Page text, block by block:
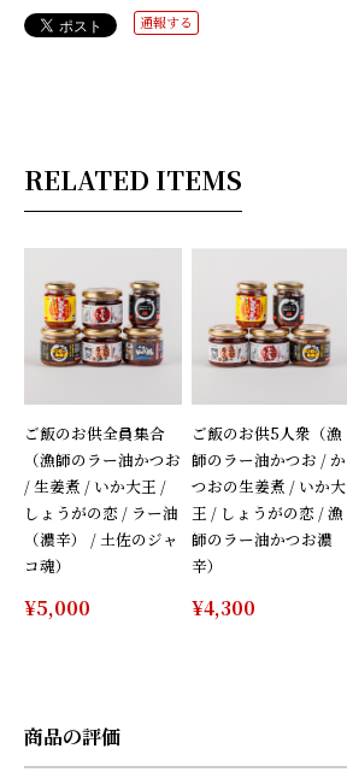
通報する
RELATED ITEMS
ご飯のお供全員集合
（漁師のラー油かつお
/ 生姜煮 / いか大王 /
しょうがの恋 / ラー油
（濃辛） / 土佐のジャ
コ魂）
¥5,000
ご飯のお供5人衆（漁
師のラー油かつお / か
つおの生姜煮 / いか大
王 / しょうがの恋 / 漁
師のラー油かつお濃
辛）
¥4,300
商品の評価